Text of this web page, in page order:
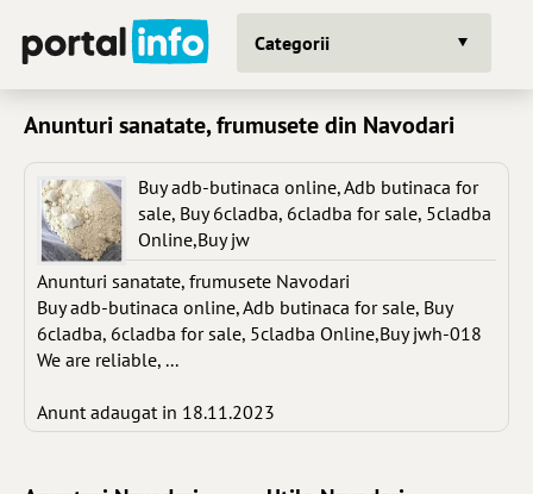
Categorii
Anunturi sanatate, frumusete din Navodari
Buy adb-butinaca online, Adb butinaca for
sale, Buy 6cladba, 6cladba for sale, 5cladba
Online,Buy jw
Anunturi sanatate, frumusete Navodari
Buy adb-butinaca online, Adb butinaca for sale, Buy
6cladba, 6cladba for sale, 5cladba Online,Buy jwh-018
We are reliable, ...
Anunt adaugat in 18.11.2023